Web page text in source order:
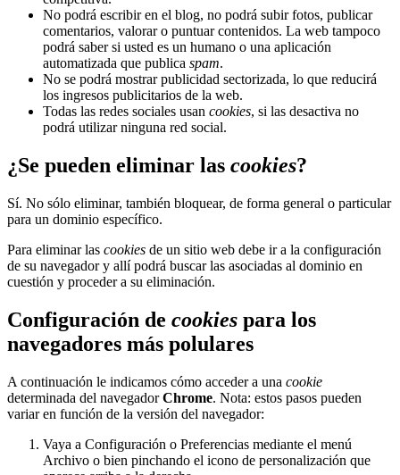
No podrá escribir en el blog, no podrá subir fotos, publicar
comentarios, valorar o puntuar contenidos. La web tampoco
podrá saber si usted es un humano o una aplicación
automatizada que publica spam.
No se podrá mostrar publicidad sectorizada, lo que reducirá
los ingresos publicitarios de la web.
Todas las redes sociales usan cookies, si las desactiva no
podrá utilizar ninguna red social.
¿Se pueden eliminar las cookies?
Sí. No sólo eliminar, también bloquear, de forma general o particular
para un dominio específico.
Para eliminar las cookies de un sitio web debe ir a la configuración
de su navegador y allí podrá buscar las asociadas al dominio en
cuestión y proceder a su eliminación.
Configuración de cookies para los
navegadores más polulares
A continuación le indicamos cómo acceder a una cookie
determinada del navegadorChrome. Nota: estos pasos pueden
variar en función de la versión del navegador:
Vaya a Configuración o Preferencias mediante el menú
Archivo o bien pinchando el icono de personalización que